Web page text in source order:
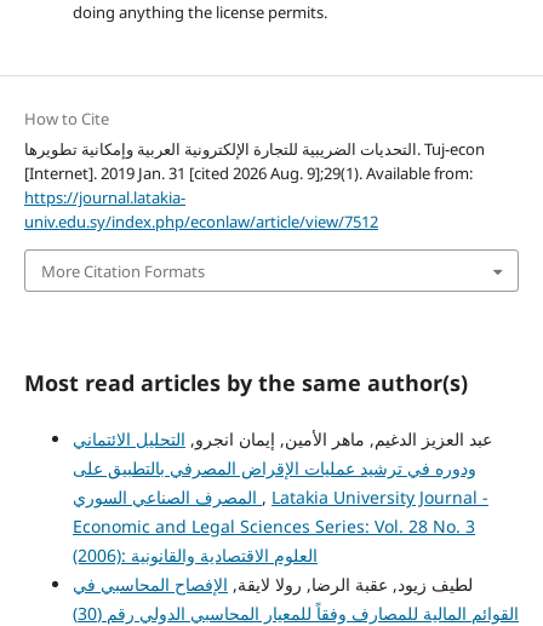
doing anything the license permits.
How to Cite
التحديات الضريبية للتجارة الإلكترونية العربية وإمكانية تطويرها. Tuj-econ
[Internet]. 2019 Jan. 31 [cited 2026 Aug. 9];29(1). Available from:
https://journal.latakia-
univ.edu.sy/index.php/econlaw/article/view/7512
More Citation Formats
Most read articles by the same author(s)
عبد العزيز الدغيم, ماهر الأمين, إيمان انجرو, التحليل الائتماني
ودوره في ترشيد عمليات الإقراض المصرفي بالتطبيق على
, Latakia University Journal -
Economic and Legal Sciences Series: Vol. 28 No. 3
(2006): العلوم الاقتصادية والقانونية
لطيف زيود, عقبة الرضا, رولا لايقة, الإفصاح المحاسبي في
القوائم المالية للمصارف وفقاً للمعيار المحاسبي الدولي رقم (30)